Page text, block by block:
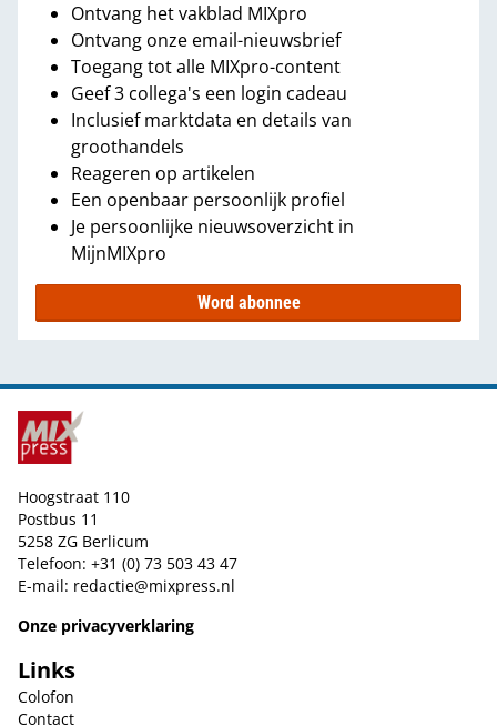
Ontvang het vakblad MIXpro
Ontvang onze email-nieuwsbrief
Toegang tot alle MIXpro-content
Geef 3 collega's een login cadeau
Inclusief marktdata en details van
groothandels
Reageren op artikelen
Een openbaar persoonlijk profiel
Je persoonlijke nieuwsoverzicht in
MijnMIXpro
Word abonnee
Hoogstraat 110
Postbus 11
5258 ZG Berlicum
Telefoon: +31 (0) 73 503 43 47
E-mail: redactie@mixpress.nl
Onze privacyverklaring
Links
Colofon
Contact